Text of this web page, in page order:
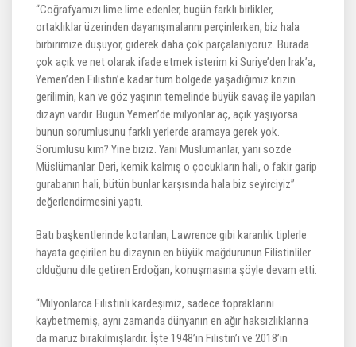
“Coğrafyamızı lime lime edenler, bugün farklı birlikler,
ortaklıklar üzerinden dayanışmalarını perçinlerken, biz hala
birbirimize düşüyor, giderek daha çok parçalanıyoruz. Burada
çok açık ve net olarak ifade etmek isterim ki Suriye’den Irak’a,
Yemen’den Filistin’e kadar tüm bölgede yaşadığımız krizin
gerilimin, kan ve göz yaşının temelinde büyük savaş ile yapılan
dizayn vardır. Bugün Yemen’de milyonlar aç, açık yaşıyorsa
bunun sorumlusunu farklı yerlerde aramaya gerek yok.
Sorumlusu kim? Yine biziz. Yani Müslümanlar, yani sözde
Müslümanlar. Deri, kemik kalmış o çocukların hali, o fakir garip
gurabanın hali, bütün bunlar karşısında hala biz seyirciyiz”
değerlendirmesini yaptı.
Batı başkentlerinde kotarılan, Lawrence gibi karanlık tiplerle
hayata geçirilen bu dizaynın en büyük mağdurunun Filistinliler
olduğunu dile getiren Erdoğan, konuşmasına şöyle devam etti:
“Milyonlarca Filistinli kardeşimiz, sadece topraklarını
kaybetmemiş, aynı zamanda dünyanın en ağır haksızlıklarına
da maruz bırakılmışlardır. İşte 1948’in Filistin’i ve 2018’in